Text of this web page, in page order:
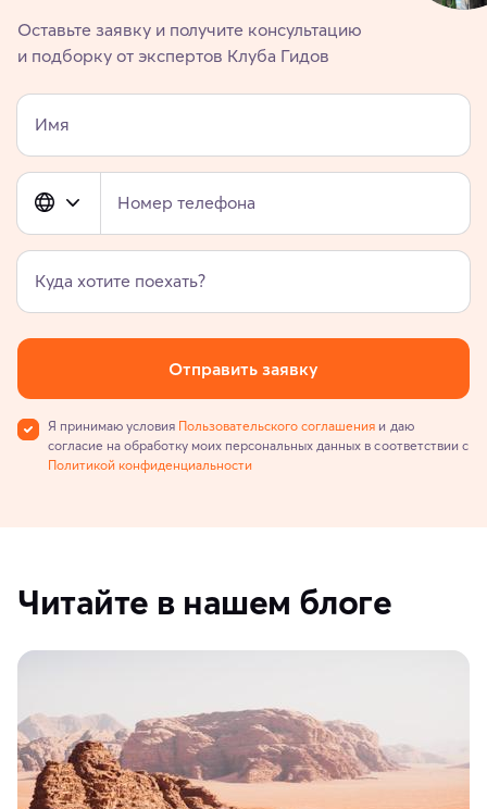
Оставьте заявку и получите консультацию
и подборку от экспертов Клуба Гидов
Имя
Номер телефона
Куда хотите поехать?
Отправить заявку
Я принимаю условия Пользовательского соглашения и даю
согласие на обработку моих персональных данных в соответствии с
Политикой конфиденциальности
Читайте в нашем блоге